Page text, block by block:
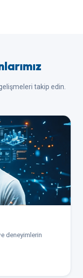
takip edin.
deneyimlerin